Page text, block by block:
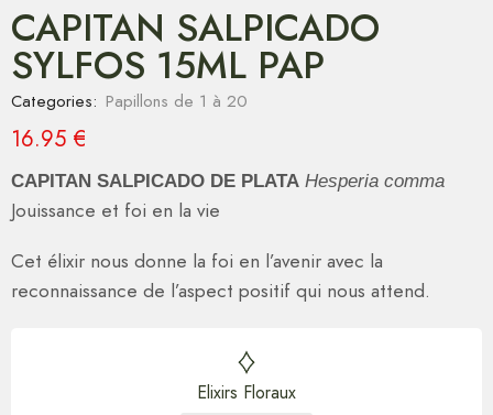
CAPITAN SALPICADO
SYLFOS 15ML PAP
Categories: Papillons de 1 à 20
16.95 €
CAPITAN SALPICADO DE PLATA Hesperia comma
Jouissance et foi en la vie
Cet élixir nous donne la foi en l’avenir avec la
reconnaissance de l’aspect positif qui nous attend.
Elixirs Floraux